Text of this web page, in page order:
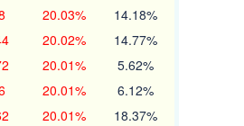
20.03% 14.18%
20.02% 14.77%
20.01% 5.62%
20.01% 6.12%
20.01% 18.37%